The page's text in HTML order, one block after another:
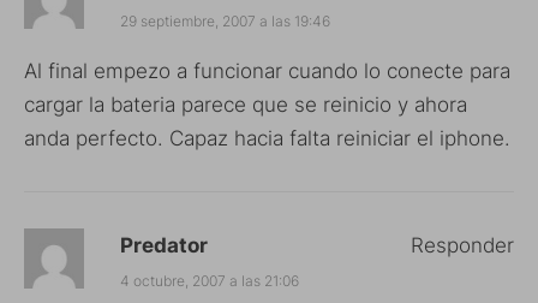
29 septiembre, 2007 a las 19:46
Al final empezo a funcionar cuando lo conecte para
cargar la bateria parece que se reinicio y ahora
anda perfecto. Capaz hacia falta reiniciar el iphone.
Predator
4 octubre, 2007 a las 21:06
Responder